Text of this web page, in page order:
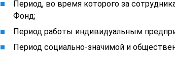
Период, во время которого за
Фонд;
Период работы индивидуальным
Период социально-значимой и